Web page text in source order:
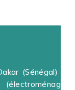
(Sénégal) et